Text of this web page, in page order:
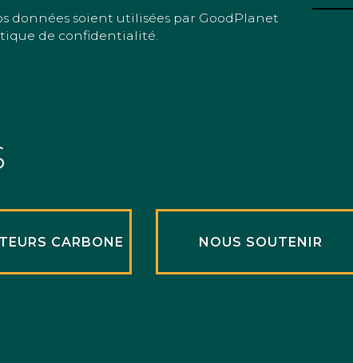
données soient utilisées par GoodPlanet
de confidentialité.
CARBONE NOUS SOUTENIR